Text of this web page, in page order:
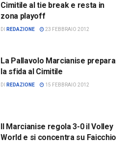
Cimitile al tie break e resta in
zona playoff
DI REDAZIONE 23 FEBBRAIO 2012
La Pallavolo Marcianise prepara
la sfida al Cimitile
DI REDAZIONE 15 FEBBRAIO 2012
Il Marcianise regola 3-0 il Volley
World e si concentra su Faicchio